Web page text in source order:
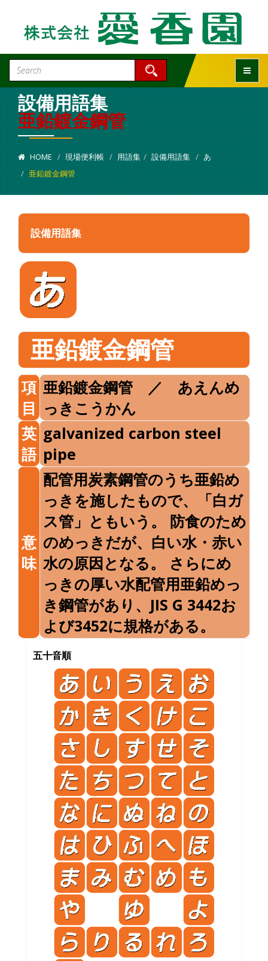
設備用語集
亜鉛鍍金鋼管
HOME 現場便利帳 用語集 設備用語集
あ
亜鉛鍍金鋼管
設備用語集
亜鉛鍍金鋼管
項
目
亜鉛鍍金鋼管 ／ あえんめ
っきこうかん
英
語
galvanized carbon steel
pipe
意
味
配管用炭素鋼管のうち亜鉛め
っきを施したもので、「白ガ
ス管」ともいう。 防食のため
のめっきだが、白い水・赤い
水の原因となる。 さらにめ
っきの厚い水配管用亜鉛めっ
き鋼管があり、JIS G 3442お
よび3452に規格がある。
五十音順